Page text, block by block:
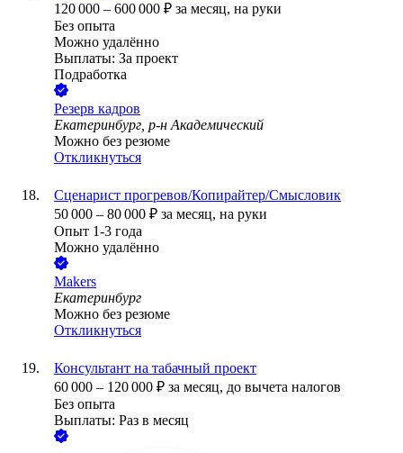
120 000 – 600 000 ₽ за месяц, на руки
Без опыта
Можно удалённо
Выплаты: За проект
Подработка
Резерв кадров
Екатеринбург, р-н Академический
Можно без резюме
Откликнуться
Сценарист прогревов/Копирайтер/Смысловик
50 000 – 80 000 ₽ за месяц, на руки
Опыт 1-3 года
Можно удалённо
Makers
Екатеринбург
Можно без резюме
Откликнуться
Консультант на табачный проект
60 000 – 120 000 ₽ за месяц, до вычета налогов
Без опыта
Выплаты: Раз в месяц